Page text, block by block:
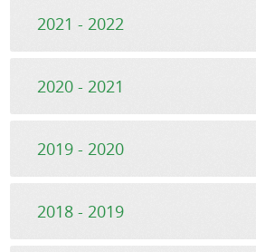
2021 - 2022
2020 - 2021
2019 - 2020
2018 - 2019